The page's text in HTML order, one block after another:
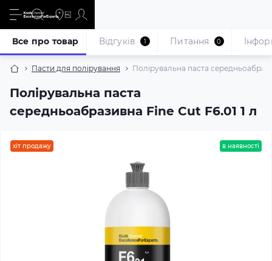
Пасти для полірування Полірувальна паста
Полірувальна паста
середньоабразивна Fine Cut F6.01 1 л
Все про товар Відгуків 1 Питання 0
хіт продажу в наявності